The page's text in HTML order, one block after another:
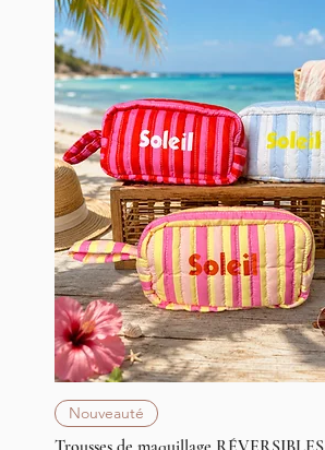
Nouveauté